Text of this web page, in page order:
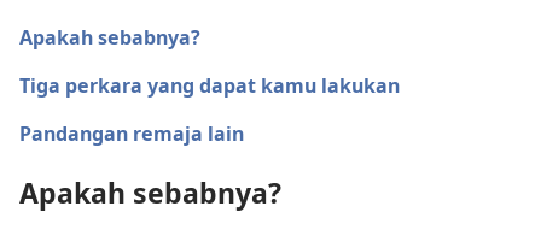
Apakah sebabnya?
Tiga perkara yang dapat kamu lakukan
Pandangan remaja lain
Apakah sebabnya?